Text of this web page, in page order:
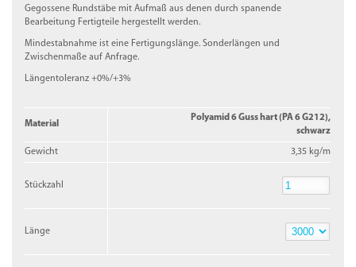
Gegossene Rundstäbe mit Aufmaß aus denen durch spanende
Bearbeitung Fertigteile hergestellt werden.
Mindestabnahme ist eine Fertigungslänge. Sonderlängen und
Zwischenmaße auf Anfrage.
Längentoleranz +0%/+3%
Material
Polyamid 6 Guss hart (PA 6 G212),
schwarz
Gewicht 3,35 kg/m
Stückzahl
Länge